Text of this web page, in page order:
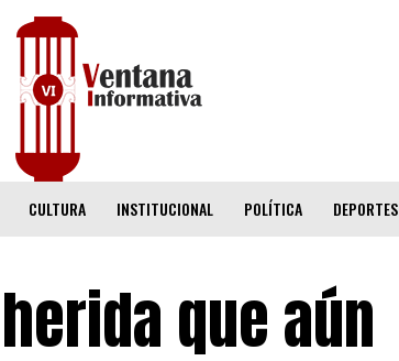
CULTURA INSTITUCIONAL POLÍTICA DEPORTES
que aún